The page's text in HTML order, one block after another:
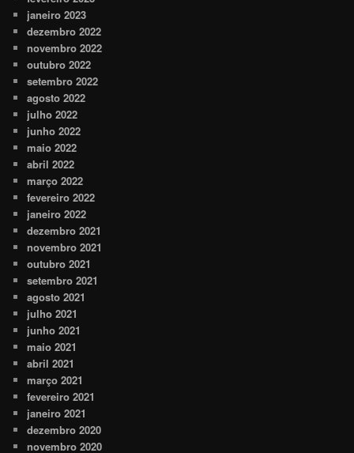
janeiro 2023
dezembro 2022
novembro 2022
outubro 2022
setembro 2022
agosto 2022
julho 2022
junho 2022
maio 2022
abril 2022
março 2022
fevereiro 2022
janeiro 2022
dezembro 2021
novembro 2021
outubro 2021
setembro 2021
agosto 2021
julho 2021
junho 2021
maio 2021
abril 2021
março 2021
fevereiro 2021
janeiro 2021
dezembro 2020
novembro 2020